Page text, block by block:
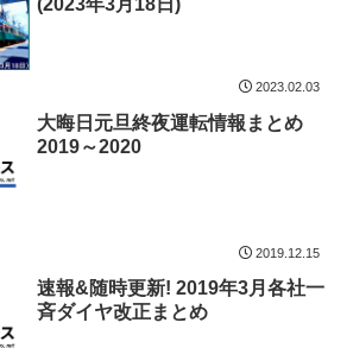
2023.02.03
大晦日元旦終夜運転情報まとめ
2019～2020
2019.12.15
速報&随時更新! 2019年3月各社一
斉ダイヤ改正まとめ